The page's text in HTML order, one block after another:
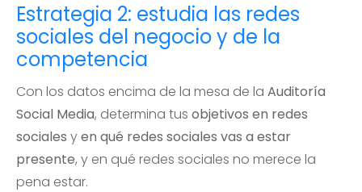
Estrategia 2: estudia las redes
sociales del negocio y de la
competencia
Con los datos encima de la mesa de la Auditoría
Social Media, determina tus objetivos en redes
sociales yen qué redes sociales vas a estar
presente, y en qué redes sociales no merece la
pena estar.